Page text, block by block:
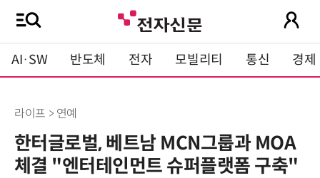
AI·SW 반도체 전자 모빌리티 통신 경제
라이프 > 연예
한터글로벌, 베트남 MCN그룹과 MOA
체결 "엔터테인먼트 슈퍼플랫폼 구축"